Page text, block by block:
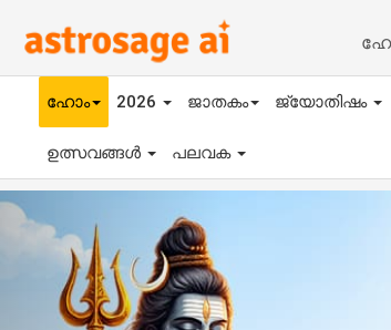
ഹോം 2026 ജാതകം ജ്യോതിഷം
ഉത്സവങ്ങൾ പലവക
Previous